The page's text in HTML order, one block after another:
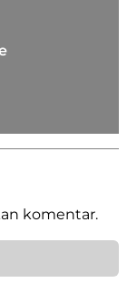
komentar.